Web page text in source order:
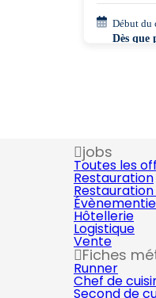
Début du
Dès que
jobs
Toutes les
Restauration
Hôtellerie
Logistique
Vente
Fiches
Runner
Chef de
Second de